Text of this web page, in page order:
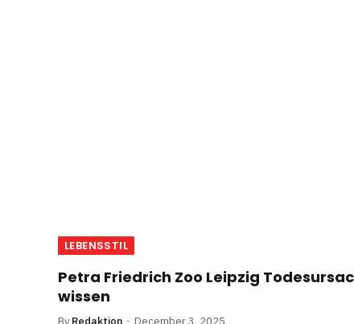
LEBENSSTIL
Petra Friedrich Zoo Leipzig
wissen